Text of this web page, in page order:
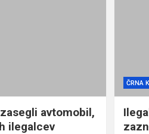
avtomobil,
ilegalcev
ČRNA